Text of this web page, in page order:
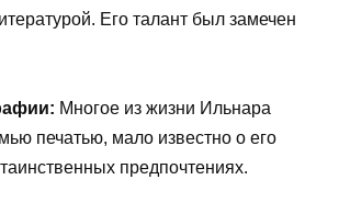
Его талант был замечен
Многое из жизни Ильнара
печатью, мало известно о его
предпочтениях.